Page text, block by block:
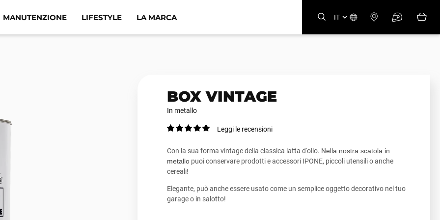
MANUTENZIONE LIFESTYLE LA MARCA IT
BOX VINTAGE
In metallo
Leggi le recensioni
Con la sua forma vintage della classica latta d'olio. Nella nostra scatola in
metallo puoi conservare prodotti e accessori IPONE, piccoli utensili o anche
cereali!
Elegante, può anche essere usato come un semplice oggetto decorativo nel tuo
garage o in salotto!